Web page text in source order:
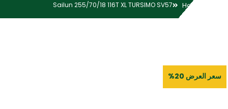
Home
Sailun 255/70/18 116T XL TURSIMO SV57
سعر العرض 20%